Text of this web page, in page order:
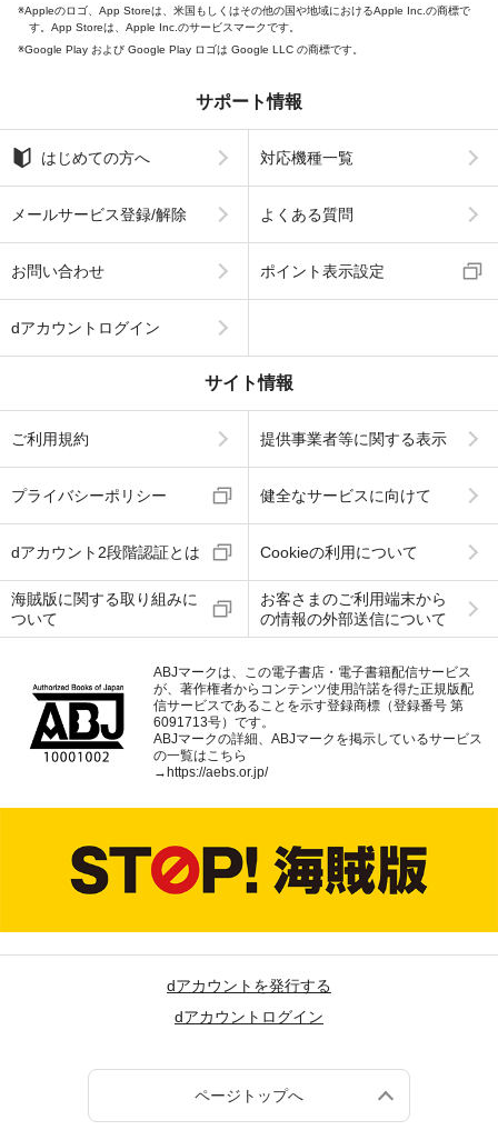
Appleのロゴ、App Storeは、米国もしくはその他の国や地域におけるApple Inc.の商標で
す。App Storeは、Apple Inc.のサービスマークです。
Google Play および Google Play ロゴは Google LLC の商標です。
サポート情報
はじめての方へ 対応機種一覧
メールサービス登録/解除 よくある質問
お問い合わせ ポイント表示設定
dアカウントログイン
サイト情報
ご利用規約 提供事業者等に関する表示
プライバシーポリシー 健全なサービスに向けて
dアカウント2段階認証とは Cookieの利用について
海賊版に関する取り組みに
ついて
お客さまのご利用端末から
の情報の外部送信について
ABJマークは、この電子書店・電子書籍配信サービス
が、著作権者からコンテンツ使用許諾を得た正規版配
信サービスであることを示す登録商標（登録番号 第
6091713号）です。
ABJマークの詳細、ABJマークを掲示しているサービス
の一覧はこちら
→ https://aebs.or.jp/
dアカウントを発行する
dアカウントログイン
ページトップへ